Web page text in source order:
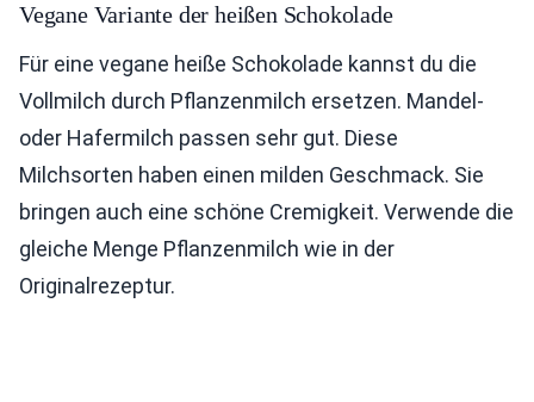
Vegane Variante der heißen Schokolade
Für eine vegane heiße Schokolade kannst du die
Vollmilch durch Pflanzenmilch ersetzen. Mandel-
oder Hafermilch passen sehr gut. Diese
Milchsorten haben einen milden Geschmack. Sie
bringen auch eine schöne Cremigkeit. Verwende die
gleiche Menge Pflanzenmilch wie in der
Originalrezeptur.